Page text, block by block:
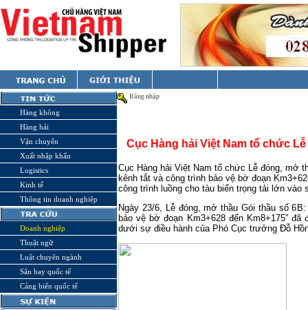
Hàng không
Hàng hải
Vận chuyển
Xuất nhập khẩu
Logistics
Kinh tế
Thông tin doanh nghiệp
Doanh nghiệp
Thuật ngữ
Luật chuyên ngành
Sân bay quốc tế
Cảng biển quốc tế
Đăng nhập
Cục Hàng hải Việt Nam tổ chức
Cục Hàng hải Việt Nam tổ chức Lễ đóng, mở
kênh tắt và công trình bảo vệ bờ đoạn
công trình luồng cho tàu biển trọng tải lớn vào
Ngày 23/6, Lễ đóng, mở thầu Gói thầu số
bảo vệ bờ đoạn Km3+628 đến Km8+175”
dưới sự điều hành của Phó Cục trưởng Đỗ